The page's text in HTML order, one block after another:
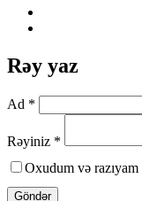
Rəy yaz
Ad *
Rəyiniz *
Oxudum və razıyam
Göndər